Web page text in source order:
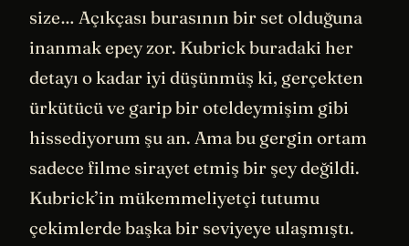
size… Açıkçası burasının bir set olduğuna
inanmak epey zor. Kubrick buradaki her
detayı o kadar iyi düşünmüş ki, gerçekten
ürkütücü ve garip bir oteldeymişim gibi
hissediyorum şu an. Ama bu gergin ortam
sadece filme sirayet etmiş bir şey değildi.
Kubrick’in mükemmeliyetçi tutumu
çekimlerde başka bir seviyeye ulaşmıştı.